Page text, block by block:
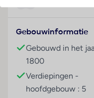
excursies. Het hotel
Rolstoelvriendelijke
gasten die met de
(tegen toeslag) of op
toeslag) parkeren.
behoren een 24-uurs
oppasservice, een
Gebouwinformatie
Gebouwd in het
1800
Verdiepingen -
hoofdgebouw : 5